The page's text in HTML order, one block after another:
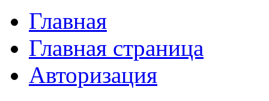
Главная
Главная страница
Авторизация